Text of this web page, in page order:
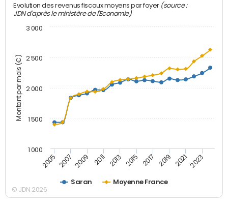
Montant par mois (€)
Evolution des revenus fiscaux moyens par foyer (source :
JDN d'après le ministère de l'Economie)
Saran Moyenne France
2005 2007 2009 2011 2013 2015 2017 2019 2021 2023
1 000
1 500
2 000
2 500
3 000
© JDN 2026